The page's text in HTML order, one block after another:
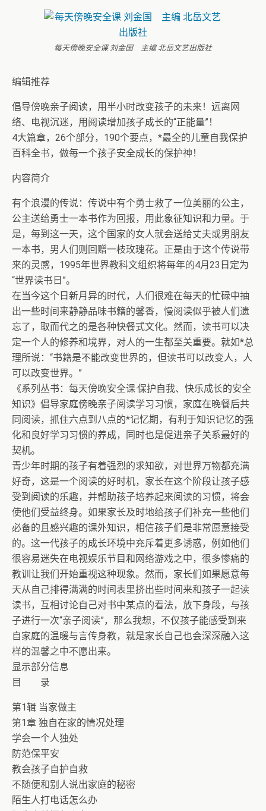
每天傍晚安全课 刘金国 主编 北岳文艺出版社
编辑推荐
倡导傍晚亲子阅读，用半小时改变孩子的未来！远离网
络、电视沉迷，用阅读增加孩子成长的“正能量”！
4大篇章，26个部分，190个要点，*最全的儿童自我保护
百科全书，做每一个孩子安全成长的保护神！
内容简介
有个浪漫的传说：传说中有个勇士救了一位美丽的公主，
公主送给勇士一本书作为回报，用此象征知识和力量。于
是，每到这一天，这个国家的女人就会送给丈夫或男朋友
一本书，男人们则回赠一枝玫瑰花。正是由于这个传说带
来的灵感，1995年世界教科文组织将每年的4月23日定为
“世界读书日”。
在当今这个日新月异的时代，人们很难在每天的忙碌中抽
出一些时间来静静品味书籍的馨香，慢阅读似乎被人们遗
忘了，取而代之的是各种快餐式文化。然而，读书可以决
定一个人的修养和境界，对人的一生都至关重要。就如*总
理所说：“书籍是不能改变世界的，但读书可以改变人，人
可以改变世界。”
《系列丛书：每天傍晚安全课·保护自我、快乐成长的安全
知识》倡导家庭傍晚亲子阅读学习习惯，家庭在晚餐后共
同阅读，抓住六点到八点的*记忆期，有利于知识记忆的强
化和良好学习习惯的养成，同时也是促进亲子关系最好的
契机。
青少年时期的孩子有着强烈的求知欲，对世界万物都充满
好奇，这是一个阅读的好时机，家长在这个阶段让孩子感
受到阅读的乐趣，并帮助孩子培养起来阅读的习惯，将会
使他们受益终身。如果家长及时地给孩子们补充一些他们
必备的且感兴趣的课外知识，相信孩子们是非常愿意接受
的。这一代孩子的成长环境中充斥着更多诱惑，例如他们
很容易迷失在电视娱乐节目和网络游戏之中，很多惨痛的
教训让我们开始重视这种现象。然而，家长们如果愿意每
天从自己排得满满的时间表里挤出些时间来和孩子一起读
读书，互相讨论自己对书中某点的看法，放下身段，与孩
子进行一次“亲子阅读”，那么我想，不仅孩子能感受到来
自家庭的温暖与言传身教，就是家长自己也会深深融入这
样的温馨之中不愿出来。
显示部分信息
目 录
第1辑 当家做主
第1章 独自在家的情况处理
学会一个人独处
防范保平安
教会孩子自护自救
不随便和别人说出家庭的秘密
陌生人打电话怎么办